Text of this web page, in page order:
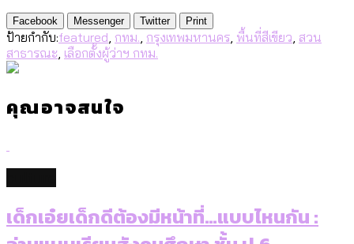
Facebook Messenger Twitter Print
ป้ายกำกับ:featured กทม. กรุงเทพมหานคร พื้นที่สีเขียว สวน
สาธารณะ เลือกตั้งผู้ว่าฯ กทม.
คุณอาจสนใจ
เด็กเอ๋ยเด็กดีต้องมีหน้าที่…แบบไหนกัน :